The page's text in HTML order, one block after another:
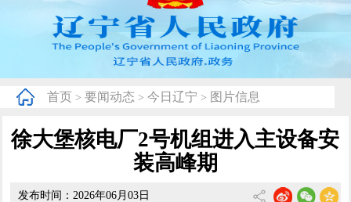
政务公开
互动交流
数据发布
首页 > 要闻动态 > 今日辽宁 > 图片信息
徐大堡核电厂2号机组进入主设备安
装高峰期
发布时间：2026年06月03日